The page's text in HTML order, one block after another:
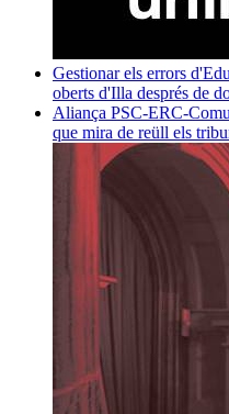
Gestionar els errors
oberts d'Illa després de
Aliança PSC-ERC-
que mira de reüll els